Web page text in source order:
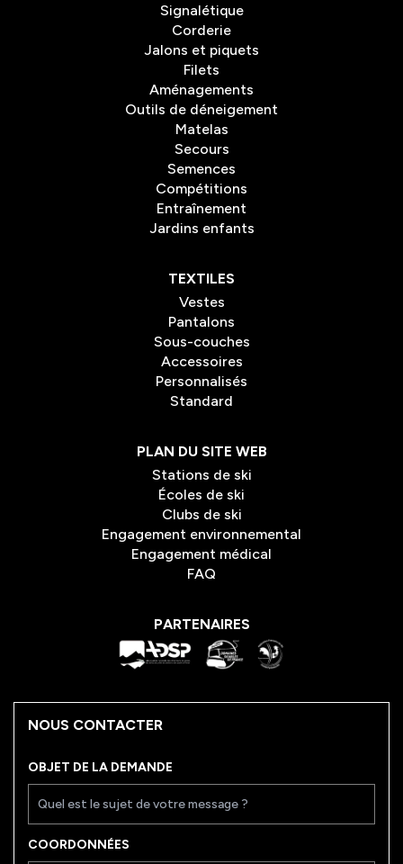
Signalétique
Corderie
Jalons et piquets
Filets
Aménagements
Outils de déneigement
Matelas
Secours
Semences
Compétitions
Entraînement
Jardins enfants
TEXTILES
Vestes
Pantalons
Sous-couches
Accessoires
Personnalisés
Standard
PLAN DU SITE WEB
Stations de ski
Écoles de ski
Clubs de ski
Engagement environnemental
Engagement médical
FAQ
PARTENAIRES
NOUS CONTACTER
OBJET DE LA DEMANDE
COORDONNÉES